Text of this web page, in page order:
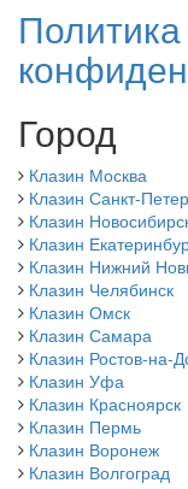
Политика
Город
Клазин Москва
Клазин Санкт-
Клазин
Клазин
Клазин Нижний
Клазин Челябинск
Клазин Омск
Клазин Самара
Клазин Ростов-на-
Клазин Уфа
Клазин Красноярск
Клазин Пермь
Клазин Воронеж
Клазин Волгоград